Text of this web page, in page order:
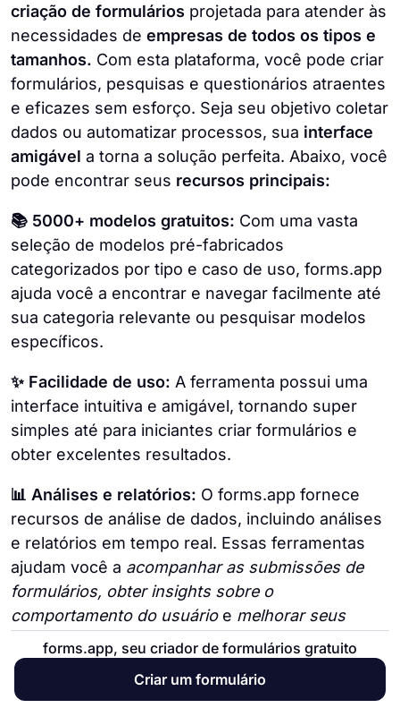
criação de formulários projetada para atender às
necessidades de empresas de todos os tipos e
tamanhos. Com esta plataforma, você pode criar
formulários, pesquisas e questionários atraentes
e eficazes sem esforço. Seja seu objetivo coletar
dados ou automatizar processos, sua interface
amigável a torna a solução perfeita. Abaixo, você
pode encontrar seus recursos principais:
📚 5000+ modelos gratuitos: Com uma vasta
seleção de modelos pré-fabricados
categorizados por tipo e caso de uso, forms.app
ajuda você a encontrar e navegar facilmente até
sua categoria relevante ou pesquisar modelos
específicos.
✨ Facilidade de uso: A ferramenta possui uma
interface intuitiva e amigável, tornando super
simples até para iniciantes criar formulários e
obter excelentes resultados.
📊 Análises e relatórios: O forms.app fornece
recursos de análise de dados, incluindo análises
e relatórios em tempo real. Essas ferramentas
ajudam você a acompanhar as submissões de
formulários, obter insights sobre o
comportamento do usuárioe melhorar seus
formulários.
🧩 Integrações de terceiros:A plataforma
oferece ampla capacidade de integração,
forms.app, seu criador de formulários gratuito
Criar um formulário